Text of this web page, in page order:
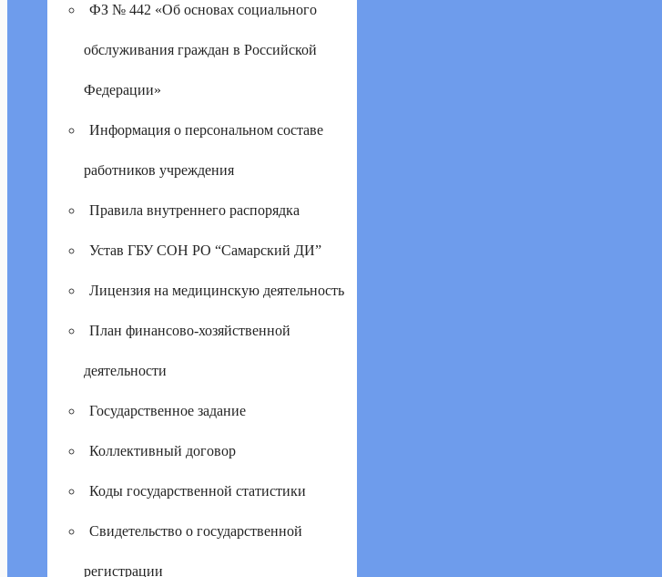
ФЗ № 442 «Об основах социального
обслуживания граждан в Российской
Федерации»
Информация о персональном составе
работников учреждения
Правила внутреннего распорядка
Устав ГБУ СОН РО “Самарский ДИ”
Лицензия на медицинскую деятельность
План финансово-хозяйственной
деятельности
Государственное задание
Коллективный договор
Коды государственной статистики
Свидетельство о государственной
регистрации